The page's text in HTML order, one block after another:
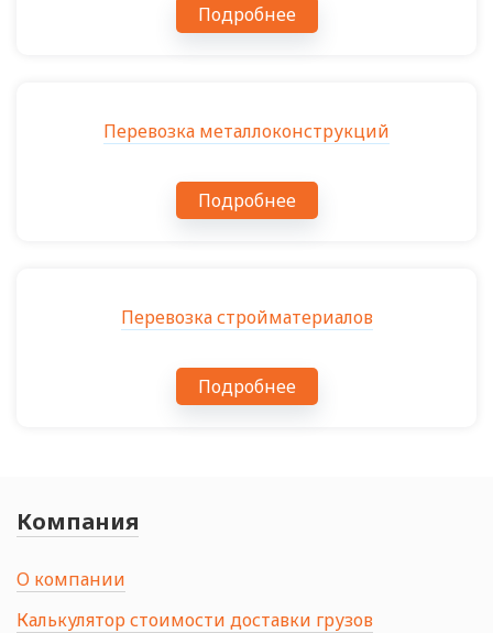
Подробнее
Перевозка металлоконструкций
Подробнее
Перевозка стройматериалов
Подробнее
Компания
О компании
Калькулятор стоимости доставки грузов